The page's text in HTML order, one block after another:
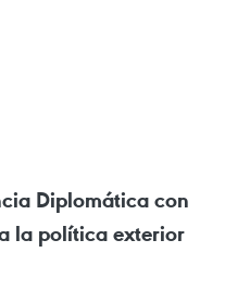
Diplomática con
la política exterior